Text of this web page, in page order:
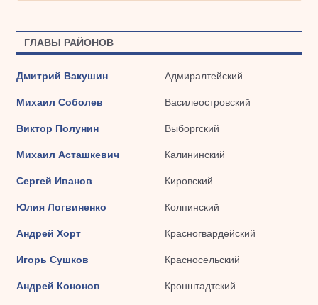
ГЛАВЫ РАЙОНОВ
Дмитрий Вакушин Адмиралтейский
Михаил Соболев Василеостровский
Виктор Полунин Выборгский
Михаил Асташкевич Калининский
Сергей Иванов Кировский
Юлия Логвиненко Колпинский
Андрей Хорт Красногвардейский
Игорь Сушков Красносельский
Андрей Кононов Кронштадтский